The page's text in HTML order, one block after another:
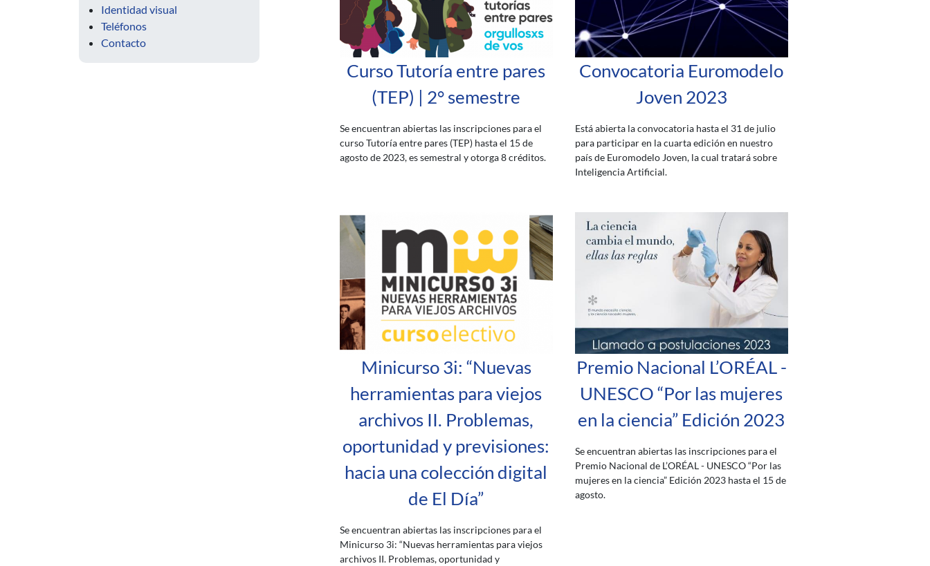
Identidad visual
Teléfonos
Contacto
Curso Tutoría entre pares
(TEP) | 2° semestre
Se encuentran abiertas las inscripciones para el
curso Tutoría entre pares (TEP) hasta el 15 de
agosto de 2023, es semestral y otorga 8 créditos.
Convocatoria Euromodelo
Joven 2023
Está abierta la convocatoria hasta el 31 de julio
para participar en la cuarta edición en nuestro
país de Euromodelo Joven, la cual tratará sobre
Inteligencia Artificial.
Minicurso 3i: “Nuevas
herramientas para viejos
archivos II. Problemas,
oportunidad y previsiones:
hacia una colección digital
de El Día”
Se encuentran abiertas las inscripciones para el
Minicurso 3i: “Nuevas herramientas para viejos
archivos II. Problemas, oportunidad y
Premio Nacional L’ORÉAL -
UNESCO “Por las mujeres
en la ciencia” Edición 2023
Se encuentran abiertas las inscripciones para el
Premio Nacional de L’ORÉAL - UNESCO “Por las
mujeres en la ciencia” Edición 2023 hasta el 15 de
agosto.